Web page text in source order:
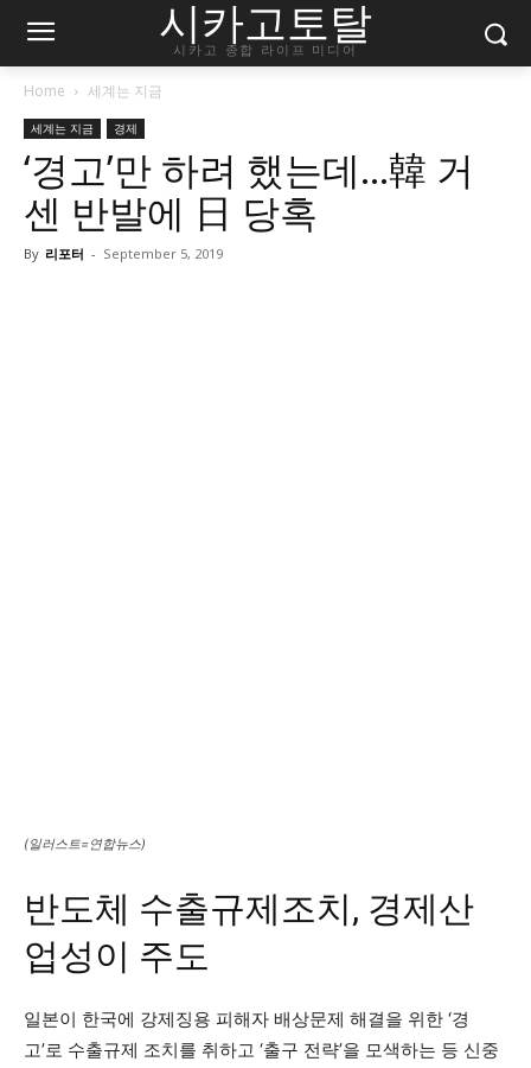
시카고토탈
시카고 종합 라이프 미디어
Home 세계는 지금
세계는 지금 경제
‘경고’만 하려 했는데…韓 거
센 반발에 日 당혹
By 리포터 - September 5, 2019
(일러스트=연합뉴스)
반도체 수출규제조치, 경제산
업성이 주도
일본이 한국에 강제징용 피해자 배상문제 해결을 위한 ‘경
고’로 수출규제 조치를 취하고 ‘출구 전략’을 모색하는 등 신중